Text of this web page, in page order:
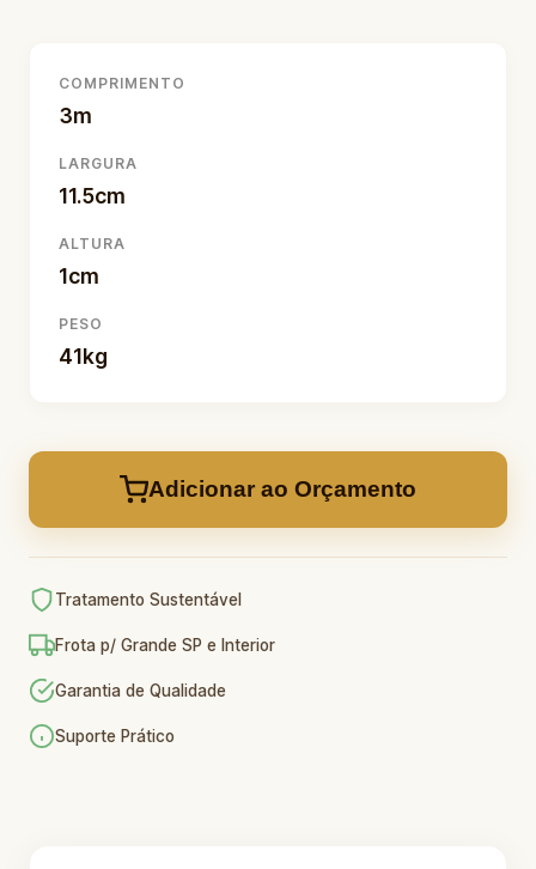
COMPRIMENTO
3m
LARGURA
11.5cm
ALTURA
1cm
PESO
41kg
Adicionar ao Orçamento
Tratamento Sustentável
Frota p/ Grande SP e Interior
Garantia de Qualidade
Suporte Prático